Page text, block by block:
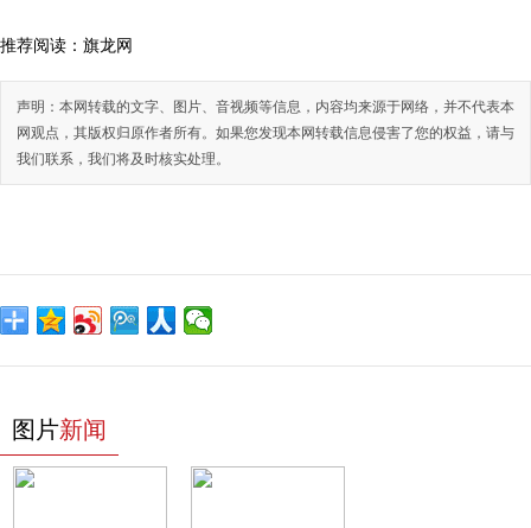
推荐阅读： 旗龙网
声明：本网转载的文字、图片、音视频等信息，内容均来源于网络，并不代表本
网观点，其版权归原作者所有。如果您发现本网转载信息侵害了您的权益，请与
我们联系，我们将及时核实处理。
图片新闻